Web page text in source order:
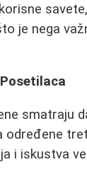
je nega
smatraju
određene
i iskustva